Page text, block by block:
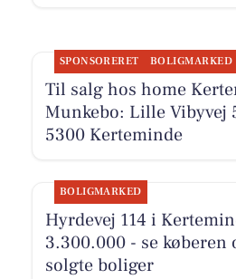
SPONSORERET BOLIGMARKED
Til salg hos home
Munkebo: Lille Vibyvej
5300 Kerteminde
BOLIGMARKED
Hyrdevej 114 i
3.300.000 - se køberen
solgte boliger